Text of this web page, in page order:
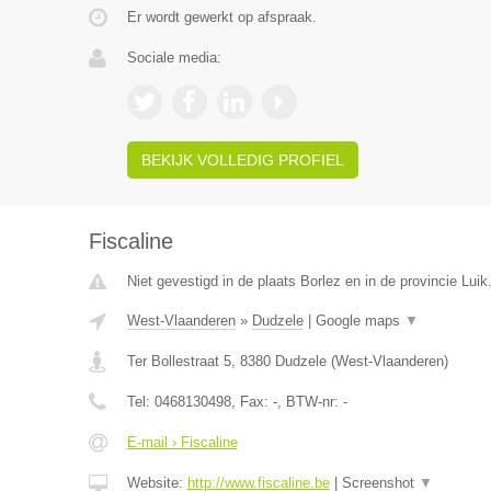
Er wordt gewerkt op afspraak.
Sociale media:
BEKIJK VOLLEDIG PROFIEL
Fiscaline
Niet gevestigd in de plaats Borlez en in de provincie Luik.
West-Vlaanderen» Dudzele| Google maps ▼
Ter Bollestraat 5, 8380 Dudzele(West-Vlaanderen)
Tel: 0468130498, Fax: -, BTW-nr: -
E-mail › Fiscaline
Website: http://www.fiscaline.be| Screenshot ▼